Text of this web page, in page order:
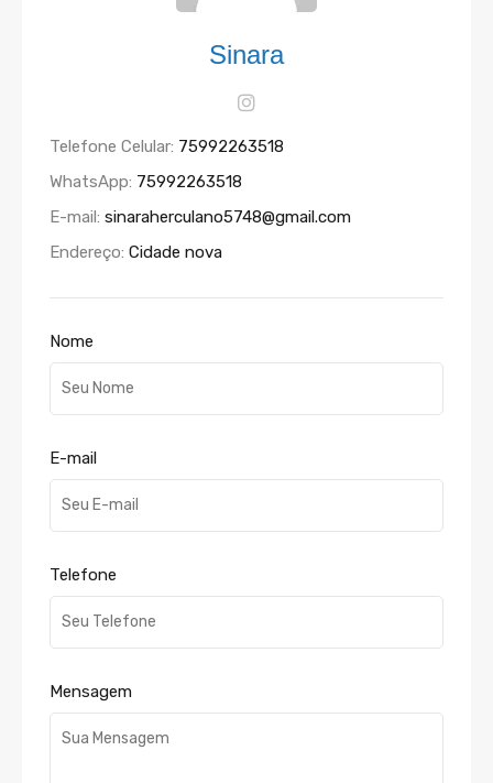
Sinara
Telefone Celular: 75992263518
WhatsApp: 75992263518
E-mail: sinaraherculano5748@gmail.com
Endereço: Cidade nova
Nome
E-mail
Telefone
Mensagem